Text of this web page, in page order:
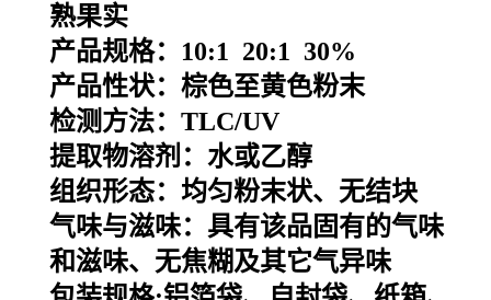
熟果实
产品规格：10:1 20:1 30%
产品性状：棕色至黄色粉末
检测方法：TLC/UV
提取物溶剂：水或乙醇
组织形态：均匀粉末状、无结块
气味与滋味：具有该品固有的气味
和滋味、无焦糊及其它气异味